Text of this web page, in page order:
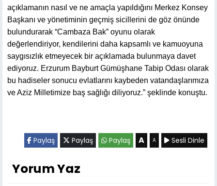
açıklamanın nasıl ve ne amaçla yapıldığını Merkez Konsey
Başkanı ve yönetiminin geçmiş sicillerini de göz önünde
bulundurarak “Cambaza Bak” oyunu olarak
değerlendiriyor, kendilerini daha kapsamlı ve kamuoyuna
saygısızlık etmeyecek bir açıklamada bulunmaya davet
ediyoruz. Erzurum Bayburt Gümüşhane Tabip Odası olarak
bu hadiseler sonucu evlatlarını kaybeden vatandaşlarımıza
ve Aziz Milletimize baş sağlığı diliyoruz.” şeklinde konuştu.
Paylaş Paylaş Paylaş A A Sesli Dinle
Yorum Yaz